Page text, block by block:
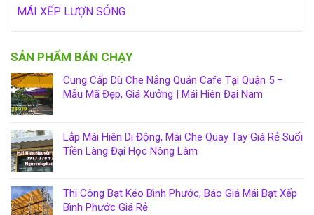
MÁI XẾP LƯỢN SÓNG
SẢN PHẨM BÁN CHẠY
Cung Cấp Dù Che Nắng Quán Cafe Tại Quận 5 –
Mẫu Mã Đẹp, Giá Xưởng | Mái Hiên Đại Nam
Lắp Mái Hiên Di Động, Mái Che Quay Tay Giá Rẻ Suối
Tiền Làng Đại Học Nông Lâm
Thi Công Bạt Kéo Bình Phước, Báo Giá Mái Bạt Xếp
Bình Phước Giá Rẻ